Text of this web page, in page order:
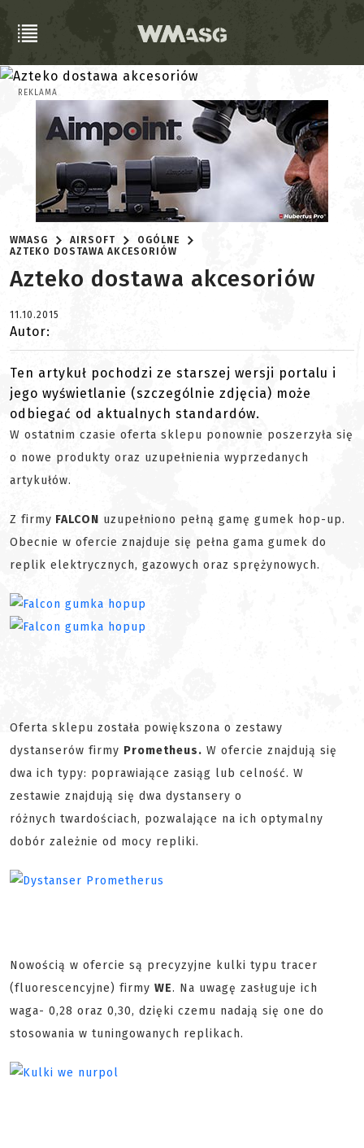
REKLAMA
WMASG AIRSOFT
OGÓLNE
AZTEKO DOSTAWA AKCESORIÓW
Azteko dostawa akcesoriów
11.10.2015
Autor:
Ten artykuł pochodzi ze starszej wersji portalu i
jego wyświetlanie (szczególnie zdjęcia) może
odbiegać od aktualnych standardów.
W ostatnim czasie oferta sklepu ponownie poszerzyła się
o nowe produkty oraz uzupełnienia wyprzedanych
artykułów.
Z firmy FALCON uzupełniono pełną gamę gumek hop-up.
Obecnie w ofercie znajduje się pełna gama gumek do
replik elektrycznych, gazowych oraz sprężynowych.
Oferta sklepu została powiększona o zestawy
dystanserów firmy Prometheus. W ofercie znajdują się
dwa ich typy: poprawiające zasiąg lub celność. W
zestawie znajdują się dwa dystansery o
różnych twardościach, pozwalające na ich optymalny
dobór zależnie od mocy repliki.
Nowością w ofercie są precyzyjne kulki typu tracer
(fluorescencyjne) firmy WE. Na uwagę zasługuje ich
waga- 0,28 oraz 0,30, dzięki czemu nadają się one do
stosowania w tuningowanych replikach.